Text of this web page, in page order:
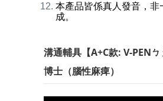
本產品皆係真人發音，非
成。
溝通輔具【A+C款: V-PEN
博士（腦性麻痺）